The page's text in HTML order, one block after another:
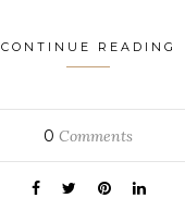
CONTINUE READING
0 Comments